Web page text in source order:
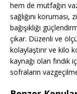
hem de mutfağın
sağlığını
bağışıklığı
çıkar. Düzenli ve
kolaylaştırır ve kilo
kaynağı olan fındık
sofraların